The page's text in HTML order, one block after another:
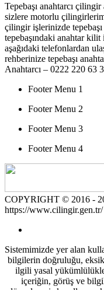
Tepebaşı anahtarcı
sizlere motorlu
çilingir işlerinizde
tepebaşındaki anahtar
aşağıdaki telefonlardan
rehberinize tepebaşı
Anahtarcı – 0222 220
Footer Menu 1
Footer Menu 2
Footer Menu 3
Footer Menu 4
COPYRIGHT © 2016 -
https://www.cilingir.gen.tr/
Sistemimizde yer alan
bilgilerin doğruluğu,
ilgili yasal
içeriğin, görüş ve